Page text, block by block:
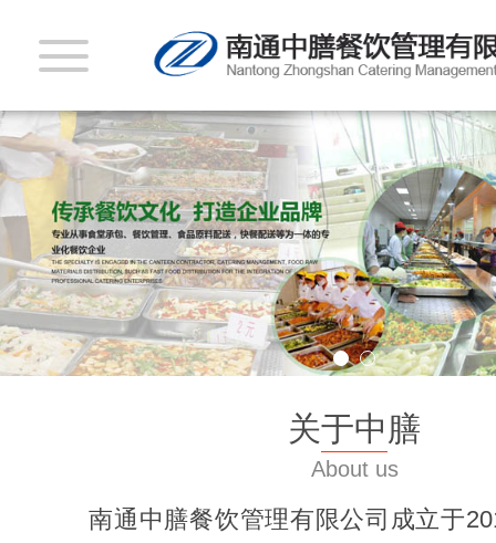
关于中膳
About us
南通中膳餐饮管理有限公司成立于